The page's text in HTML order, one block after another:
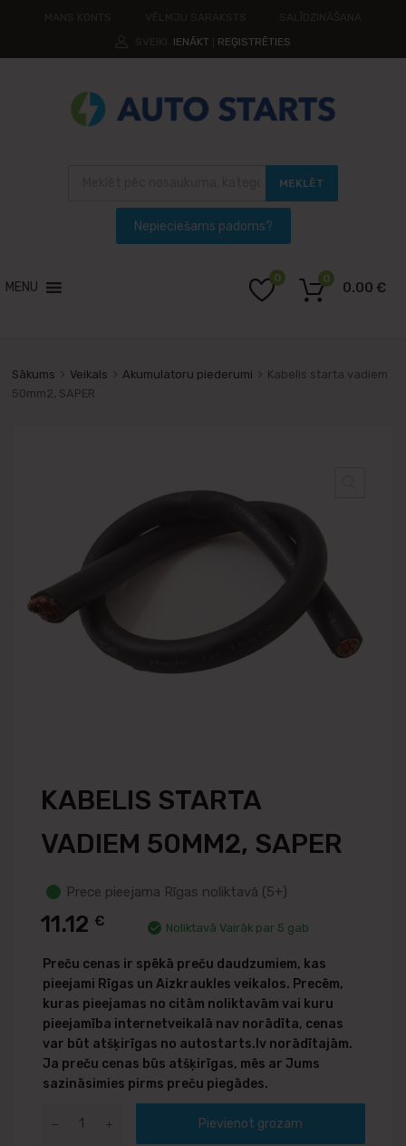
IENĀKT REĢISTRĒTIES
MEKLĒT
MENU
0
0.00 €
0
Sākums Veikals Akumulatoru piederumi
Kabelis starta vadiem
50mm2, SAPER
KABELIS STARTA
VADIEM 50MM2, SAPER
Prece pieejama Rīgas noliktavā (5+)
11.12 € Noliktavā Vairāk par 5 gab
Preču cenas ir spēkā preču daudzumiem, kas
pieejami Rīgas un Aizkraukles veikalos. Precēm,
kuras pieejamas no citām noliktavām vai kuru
pieejamība internetveikalā nav norādīta, cenas
var būt atšķirīgas no autostarts.lv norādītajām.
Ja preču cenas būs atšķirīgas, mēs ar Jums
sazināsimies pirms preču piegādes.
Pievienot grozam